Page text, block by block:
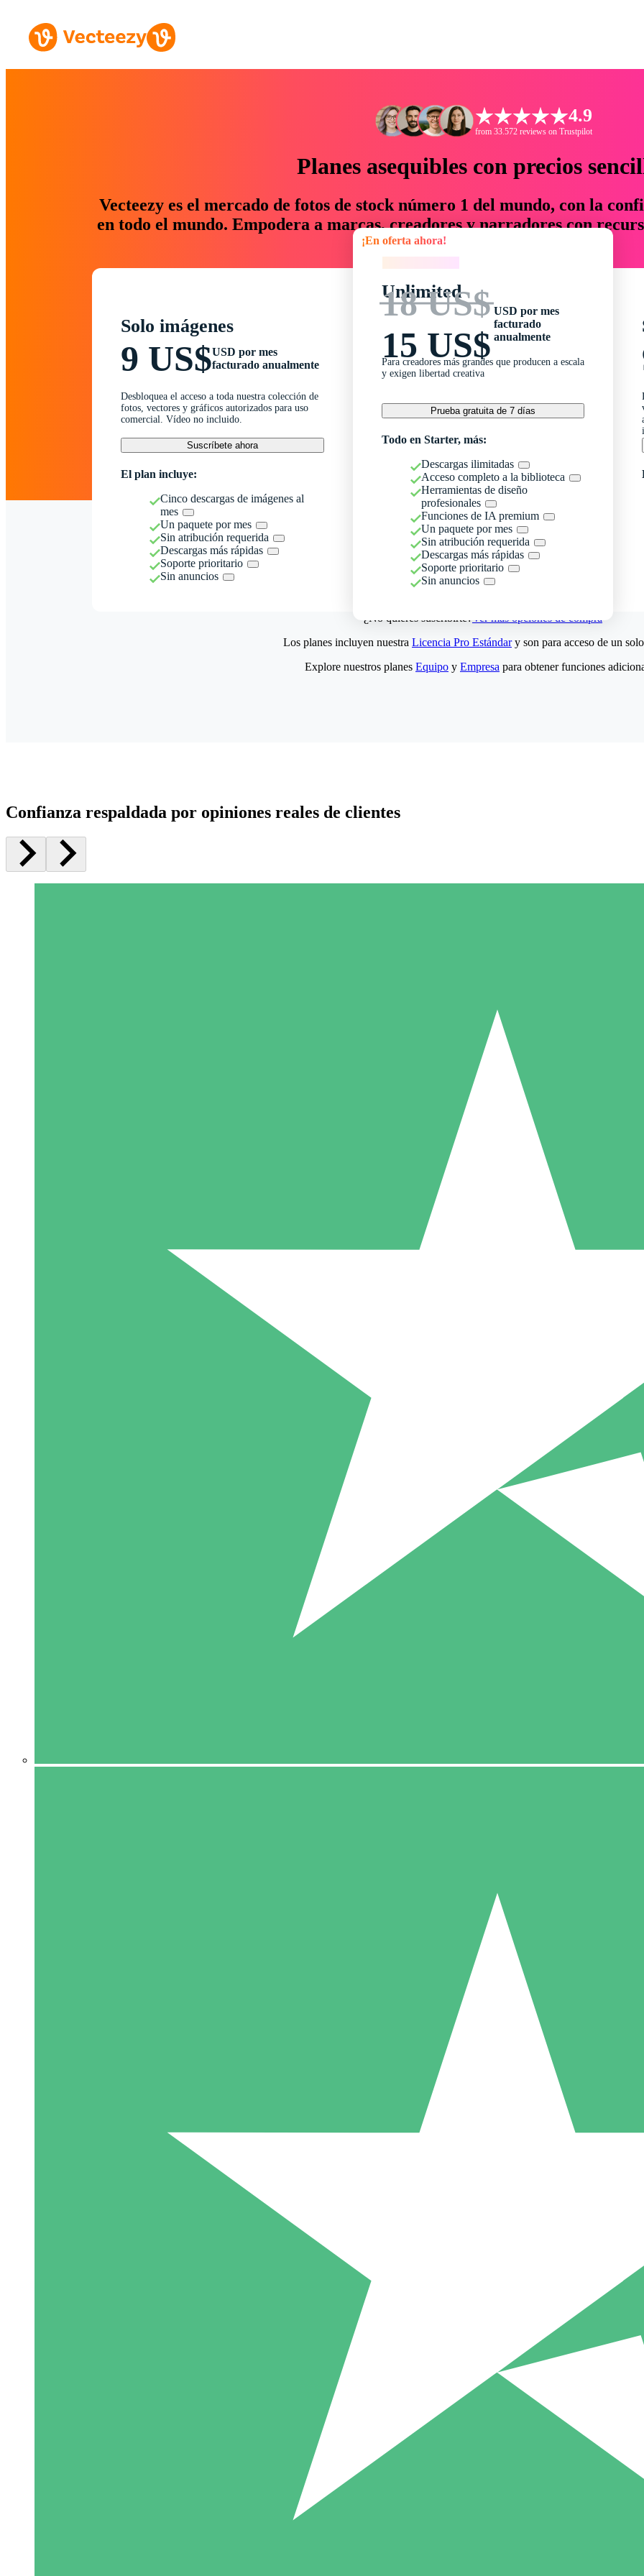
4.9
from 33.572 reviews on Trustpilot
Planes asequibles con precios
Vecteezy es el mercado de fotos de stock número 1 del mundo, con la
en todo el mundo. Empodera a marcas, creadores y narradores con
un 76 % en tiempo y presupuesto.
Solo imágenes
9 US$USD por mes
facturado anualmente
Desbloquea el acceso a toda nuestra colección de
fotos, vectores y gráficos autorizados para uso
comercial. Vídeo no incluido.
Suscríbete ahora
El plan incluye:
Cinco descargas de imágenes al
mes
Un paquete por mes
Sin atribución requerida
Descargas más rápidas
Soporte prioritario
Sin anuncios
¡En oferta ahora!
Unlimited
18 US$
15 US$
USD por mes
facturado
anualmente
Para creadores más grandes que producen a escala
y exigen libertad creativa
Prueba gratuita de 7 días
Todo en Starter, más:
Descargas ilimitadas
Acceso completo a la biblioteca
Herramientas de diseño
profesionales
Funciones de IA premium
Un paquete por mes
Sin atribución requerida
Descargas más rápidas
Soporte prioritario
Sin anuncios
¿No quieres suscribirte?Ver más opciones de compra
5 Descargas
15
Los planes incluyen nuestra Licencia Pro Estándary son para acceso de un
Explore nuestros planes Equipo y Empresa para obtener funciones
Confianza respaldada por opiniones reales de clientes